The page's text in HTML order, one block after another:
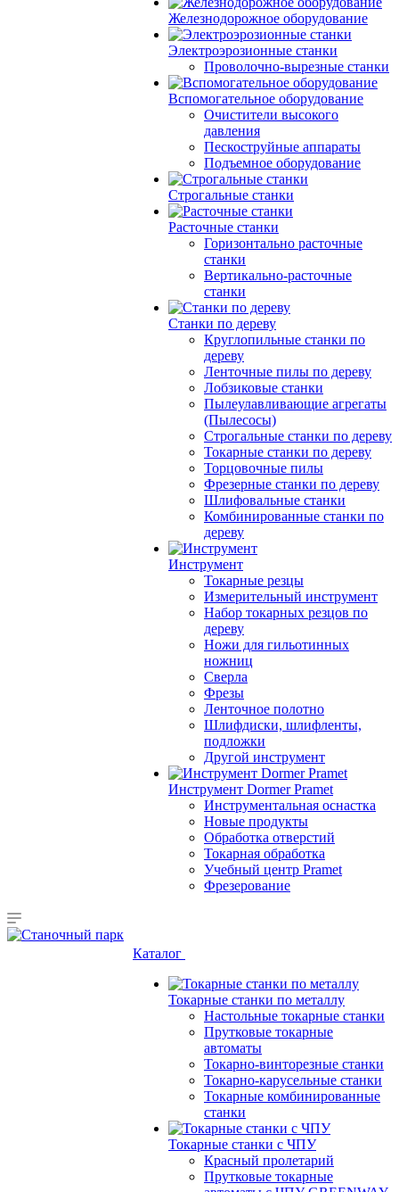
Железнодорожное оборудование
Электроэрозионные станки
Проволочно-вырезные станки
Вспомогательное оборудование
Очистители высокого
давления
Пескоструйные аппараты
Подъемное оборудование
Строгальные станки
Расточные станки
Горизонтально расточные
станки
Вертикально-расточные
станки
Станки по дереву
Круглопильные станки по
дереву
Ленточные пилы по дереву
Лобзиковые станки
Пылеулавливающие агрегаты
(Пылесосы)
Строгальные станки по дереву
Токарные станки по дереву
Торцовочные пилы
Фрезерные станки по дереву
Шлифовальные станки
Комбинированные станки по
дереву
Инструмент
Токарные резцы
Измерительный инструмент
Набор токарных резцов по
дереву
Ножи для гильотинных
ножниц
Сверла
Фрезы
Ленточное полотно
Шлифдиски, шлифленты,
подложки
Другой инструмент
Инструмент Dormer Pramet
Инструментальная оснастка
Новые продукты
Обработка отверстий
Токарная обработка
Учебный центр Pramet
Фрезерование
Каталог
Токарные станки по металлу
Настольные токарные станки
Прутковые токарные
автоматы
Токарно-винторезные станки
Токарно-карусельные станки
Токарные комбинированные
станки
Токарные станки с ЧПУ
Красный пролетарий
Прутковые токарные